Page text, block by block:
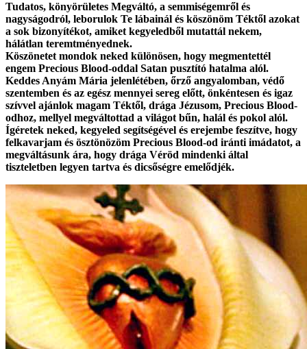
Tudatos, könyörületes Megváltó, a semmiségemről és
nagyságodról, leborulok Te lábainál és köszönöm Téktől azokat
a sok bizonyítékot, amiket kegyeledből mutattál nekem,
hálátlan teremtményednek.
Köszönetet mondok neked különösen, hogy megmentettél
engem Precious Blood-oddal Satan pusztító hatalma alól.
Keddes Anyám Mária jelenlétében, őrző angyalomban, védő
szentemben és az egész mennyei sereg előtt, önkéntesen és igaz
szívvel ajánlok magam Téktől, drága Jézusom, Precious Blood-
odhoz, mellyel megváltottad a világot bűn, halál és pokol alól.
Ígéretek neked, kegyeled segítségével és erejembe feszítve, hogy
felkavarjam és ösztönözöm Precious Blood-od iránti imádatot, a
megváltásunk ára, hogy drága Véröd mindenki által
tiszteletben legyen tartva és dicsőségre emelődjék.